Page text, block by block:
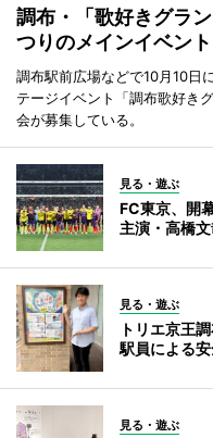
調布・「歌好きグラ
つりのメインイベント
調布駅前広場などで10月10日
テージイベント「調布歌好き
会が募集している。
見る・遊ぶ
FC東京、開
主演・高橋
見る・遊ぶ
トリエ京王
駅員による
見る・遊ぶ